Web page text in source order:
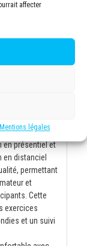
affecter
légales
équipée
avec
pour une
en présentiel et
distanciel
permettant
et
Cette
exercices
et un suivi